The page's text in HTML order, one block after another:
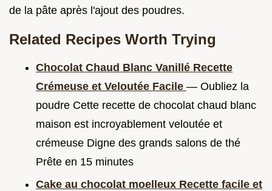
de la pâte après l'ajout des poudres.
Related Recipes Worth Trying
Chocolat Chaud Blanc Vanillé Recette
Crémeuse et Veloutée Facile — Oubliez la
poudre Cette recette de chocolat chaud blanc
maison est incroyablement veloutée et
crémeuse Digne des grands salons de thé
Prête en 15 minutes
Cake au chocolat moelleux Recette facile et